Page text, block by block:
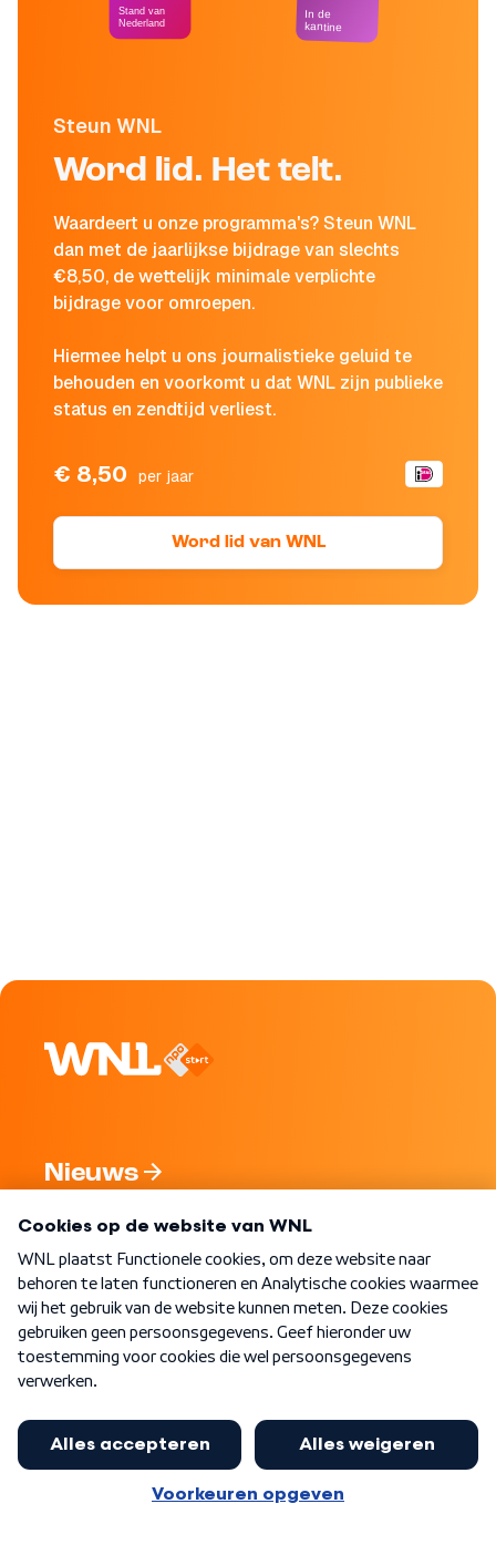
Steun WNL
Word lid. Het telt.
Waardeert u onze programma's? Steun WNL
dan met de jaarlijkse bijdrage van slechts
€8,50, de wettelijk minimale verplichte
bijdrage voor omroepen.
Hiermee helpt u ons journalistieke geluid te
behouden en voorkomt u dat WNL zijn publieke
status en zendtijd verliest.
€ 8,50 per jaar
Word lid van WNL
Stand van
Nederland
In de
kantine
Nieuws
Nieuwsbrief
Word Lid